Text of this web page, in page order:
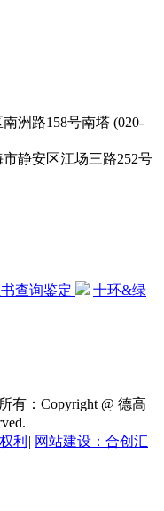
洲路158号南塔 (020-
静安区江场三路252号
查询鉴定
十环&绿
有：Copyright @ 德高
利 | 网站建设：合创汇